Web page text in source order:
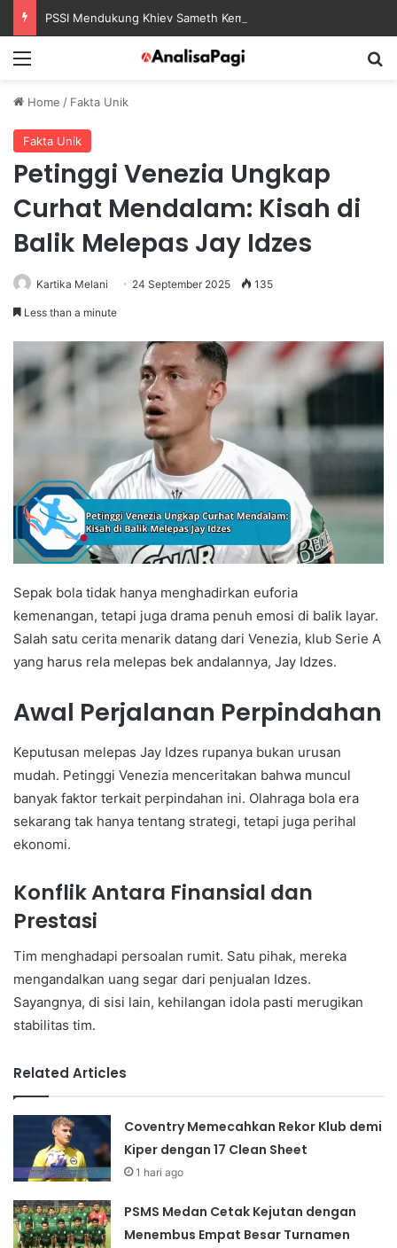
Home / Fakta Unik
Fakta Unik
Petinggi Venezia Ungkap
Curhat Mendalam: Kisah di
Balik Melepas Jay Idzes
Kartika Melani 24 September 2025 135
Less than a minute
Sepak bola tidak hanya menghadirkan euforia
kemenangan, tetapi juga drama penuh emosi di balik layar.
Salah satu cerita menarik datang dari Venezia, klub Serie A
yang harus rela melepas bek andalannya, Jay Idzes.
Awal Perjalanan Perpindahan
Keputusan melepas Jay Idzes rupanya bukan urusan
mudah. Petinggi Venezia menceritakan bahwa muncul
banyak faktor terkait perpindahan ini. Olahraga bola era
sekarang tak hanya tentang strategi, tetapi juga perihal
ekonomi.
Konflik Antara Finansial dan
Prestasi
Tim menghadapi persoalan rumit. Satu pihak, mereka
mengandalkan uang segar dari penjualan Idzes.
Sayangnya, di sisi lain, kehilangan idola pasti merugikan
stabilitas tim.
Related Articles
Coventry Memecahkan Rekor Klub demi
Kiper dengan 17 Clean Sheet
1 hari ago
PSMS Medan Cetak Kejutan dengan
Menembus Empat Besar Turnamen